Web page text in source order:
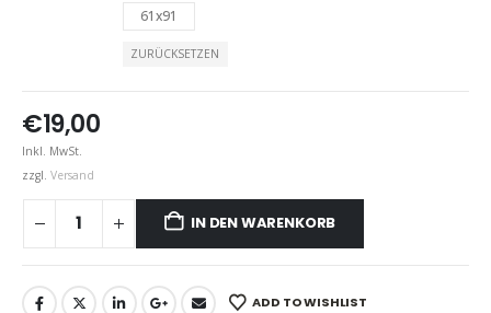
61x91
ZURÜCKSETZEN
€19,00
Inkl. MwSt.
zzgl. Versand
IN DEN WARENKORB
ADD TO WISHLIST